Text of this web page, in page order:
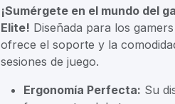
¡Sumérgete en el mundo del
Elite! Diseñada para los
ofrece el soporte y la
sesiones de juego.
Ergonomía Perfecta: Su